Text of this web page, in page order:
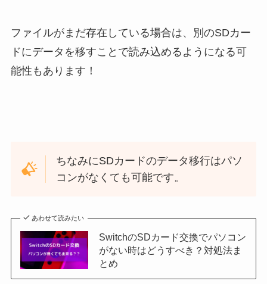
ファイルがまだ存在している場合は、別のSDカー
ドにデータを移すことで読み込めるようになる可
能性もあります！
ちなみにSDカードのデータ移行はパソ
コンがなくても可能です。
あわせて読みたい
SwitchのSDカード交換でパソコン
がない時はどうすべき？対処法ま
とめ